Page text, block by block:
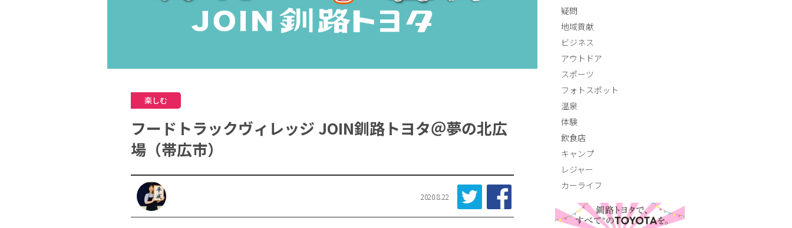
楽しむ
フードトラックヴィレッジ JOIN釧路トヨタ＠夢の北広
場（帯広市）
2020.8.22
疑問
地域貢献
ビジネス
アウトドア
スポーツ
フォトスポット
温泉
体験
飲食店
キャンプ
レジャー
カーライフ